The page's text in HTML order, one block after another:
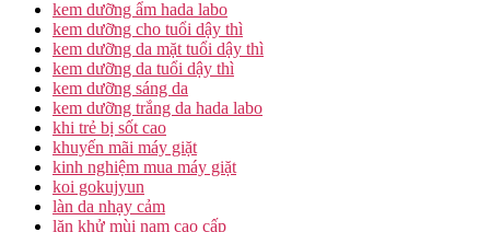
kem dưỡng ẩm hada labo
kem dưỡng cho tuổi dậy thì
kem dưỡng da mặt tuổi dậy thì
kem dưỡng da tuổi dậy thì
kem dưỡng sáng da
kem dưỡng trắng da hada labo
khi trẻ bị sốt cao
khuyến mãi máy giặt
kinh nghiệm mua máy giặt
koi gokujyun
làn da nhạy cảm
lăn khử mùi nam cao cấp